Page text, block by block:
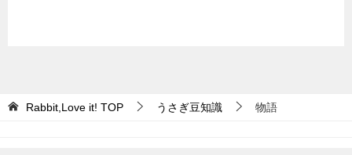
Rabbit,Love it! TOP うさぎ豆知識 物語